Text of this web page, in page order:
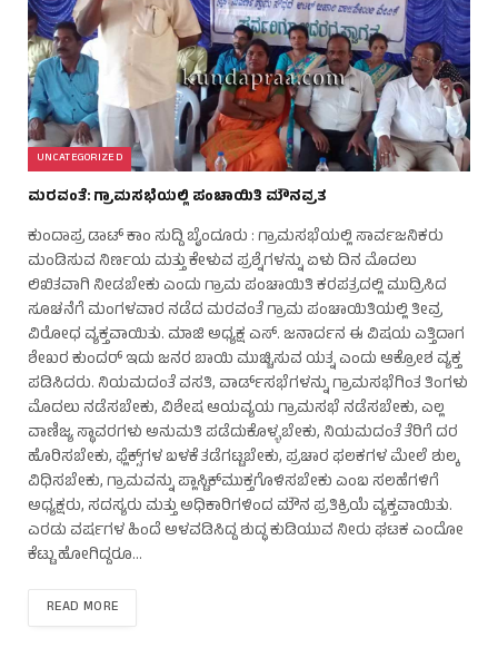
UNCATEGORIZED
ಮರವಂತೆ: ಗ್ರಾಮಸಭೆಯಲ್ಲಿ ಪಂಚಾಯಿತಿ ಮೌನವ್ರತ
ಕುಂದಾಪ್ರ ಡಾಟ್ ಕಾಂ ಸುದ್ದಿ ಬೈಂದೂರು : ಗ್ರಾಮಸಭೆಯಲ್ಲಿ ಸಾರ್ವಜನಿಕರು
ಮಂಡಿಸುವ ನಿರ್ಣಯ ಮತ್ತು ಕೇಳುವ ಪ್ರಶ್ನೆಗಳನ್ನು ಏಳು ದಿನ ಮೊದಲು
ಲಿಖಿತವಾಗಿ ನೀಡಬೇಕು ಎಂದು ಗ್ರಾಮ ಪಂಚಾಯಿತಿ ಕರಪತ್ರದಲ್ಲಿ ಮುದ್ರಿಸಿದ
ಸೂಚನೆಗೆ ಮಂಗಳವಾರ ನಡೆದ ಮರವಂತೆ ಗ್ರಾಮ ಪಂಚಾಯಿತಿಯಲ್ಲಿ ತೀವ್ರ
ವಿರೋಧ ವ್ಯಕ್ತವಾಯಿತು. ಮಾಜಿ ಅಧ್ಯಕ್ಷ ಎಸ್. ಜನಾರ್ದನ ಈ ವಿಷಯ ಎತ್ತಿದಾಗ
ಶೇಖರ ಕುಂದರ್ ಇದು ಜನರ ಬಾಯಿ ಮುಚ್ಚಿಸುವ ಯತ್ನ ಎಂದು ಆಕ್ರೋಶ ವ್ಯಕ್ತ
ಪಡಿಸಿದರು. ನಿಯಮದಂತೆ ವಸತಿ, ವಾರ್ಡ್‌ಸಭೆಗಳನ್ನು ಗ್ರಾಮಸಭೆಗಿಂತ ತಿಂಗಳು
ಮೊದಲು ನಡೆಸಬೇಕು, ವಿಶೇಷ ಆಯವ್ಯಯ ಗ್ರಾಮಸಭೆ ನಡೆಸಬೇಕು, ಎಲ್ಲ
ವಾಣಿಜ್ಯ ಸ್ಥಾವರಗಳು ಅನುಮತಿ ಪಡೆದುಕೊಳ್ಳಬೇಕು, ನಿಯಮದಂತೆ ತೆರಿಗೆ ದರ
ಹೊರಿಸಬೇಕು, ಫ್ಲೆಕ್ಸ್‌ಗಳ ಬಳಕೆ ತಡೆಗಟ್ಟಬೇಕು, ಪ್ರಚಾರ ಫಲಕಗಳ ಮೇಲೆ ಶುಲ್ಕ
ವಿಧಿಸಬೇಕು, ಗ್ರಾಮವನ್ನು ಪ್ಲಾಸ್ಟಿಕ್‌ಮುಕ್ತಗೊಳಿಸಬೇಕು ಎಂಬ ಸಲಹೆಗಳಿಗೆ
ಅಧ್ಯಕ್ಷರು, ಸದಸ್ಯರು ಮತ್ತು ಅಧಿಕಾರಿಗಳಿಂದ ಮೌನ ಪ್ರತಿಕ್ರಿಯೆ ವ್ಯಕ್ತವಾಯಿತು.
ಎರಡು ವರ್ಷಗಳ ಹಿಂದೆ ಅಳವಡಿಸಿದ್ದ ಶುದ್ಧ ಕುಡಿಯುವ ನೀರು ಘಟಕ ಎಂದೋ
ಕೆಟ್ಟು ಹೋಗಿದ್ದರೂ…
READ MORE